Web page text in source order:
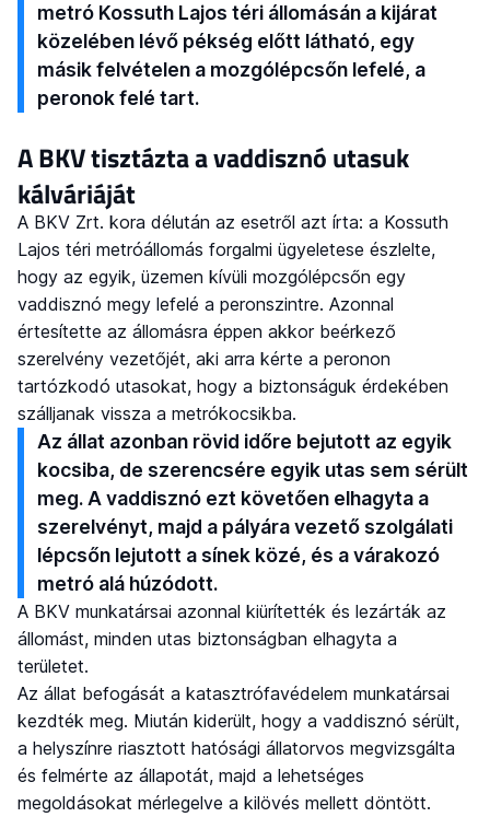
metró Kossuth Lajos téri állomásán a kijárat
közelében lévő pékség előtt látható, egy
másik felvételen a mozgólépcsőn lefelé, a
peronok felé tart.
A BKV tisztázta a vaddisznó utasuk
kálváriáját
A BKV Zrt. kora délután az esetről azt írta: a Kossuth
Lajos téri metróállomás forgalmi ügyeletese észlelte,
hogy az egyik, üzemen kívüli mozgólépcsőn egy
vaddisznó megy lefelé a peronszintre. Azonnal
értesítette az állomásra éppen akkor beérkező
szerelvény vezetőjét, aki arra kérte a peronon
tartózkodó utasokat, hogy a biztonságuk érdekében
szálljanak vissza a metrókocsikba.
Az állat azonban rövid időre bejutott az egyik
kocsiba, de szerencsére egyik utas sem sérült
meg. A vaddisznó ezt követően elhagyta a
szerelvényt, majd a pályára vezető szolgálati
lépcsőn lejutott a sínek közé, és a várakozó
metró alá húzódott.
A BKV munkatársai azonnal kiürítették és lezárták az
állomást, minden utas biztonságban elhagyta a
területet.
Az állat befogását a katasztrófavédelem munkatársai
kezdték meg. Miután kiderült, hogy a vaddisznó sérült,
a helyszínre riasztott hatósági állatorvos megvizsgálta
és felmérte az állapotát, majd a lehetséges
megoldásokat mérlegelve a kilövés mellett döntött.